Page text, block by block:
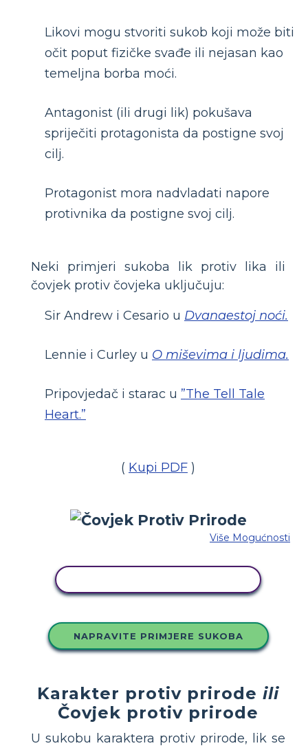
Likovi mogu stvoriti sukob koji može biti
očit poput fizičke svađe ili nejasan kao
temeljna borba moći.
Antagonist (ili drugi lik) pokušava
spriječiti protagonista da postigne svoj
cilj.
Protagonist mora nadvladati napore
protivnika da postigne svoj cilj.
Neki primjeri sukoba lik protiv lika ili
čovjek protiv čovjeka uključuju:
Sir Andrew i Cesario u Dvanaestoj noći.
Lennie i Curley u O miševima i ljudima.
Pripovjedač i starac u ”The Tell Tale
Heart.”
( Kupi PDF )
Više Mogućnosti
NAPRAVITE PRIMJERE SUKOBA
Karakter protiv prirode ili
Čovjek protiv prirode
U sukobu karaktera protiv prirode, lik se